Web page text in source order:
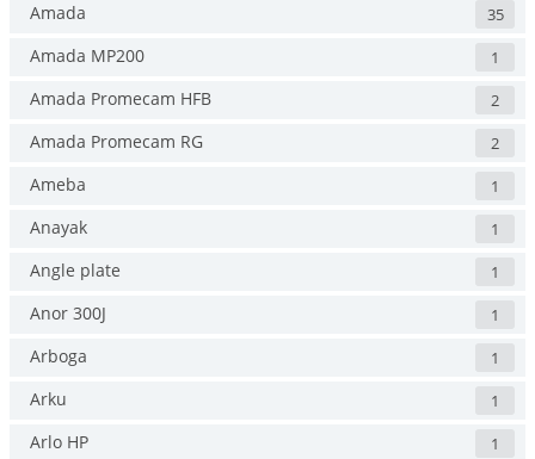
Amada 35
Amada MP200 1
Amada Promecam HFB 2
Amada Promecam RG 2
Ameba 1
Anayak 1
Angle plate 1
Anor 300J 1
Arboga 1
Arku 1
Arlo HP 1